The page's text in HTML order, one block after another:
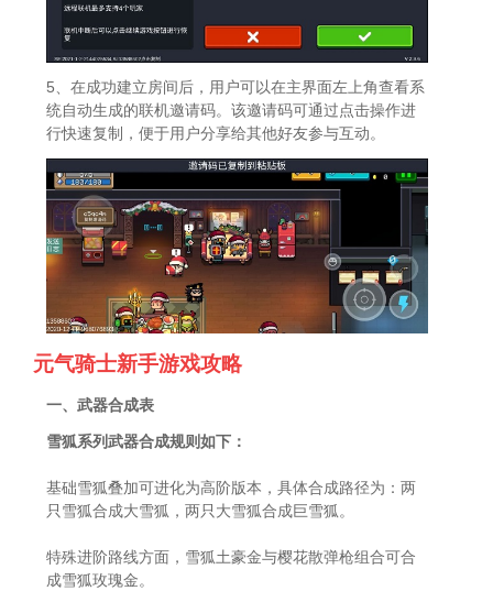
5、在成功建立房间后，用户可以在主界面左上角查看系
统自动生成的联机邀请码。该邀请码可通过点击操作进
行快速复制，便于用户分享给其他好友参与互动。
元气骑士新手游戏攻略
一、武器合成表
雪狐系列武器合成规则如下：
基础雪狐叠加可进化为高阶版本，具体合成路径为：两
只雪狐合成大雪狐，两只大雪狐合成巨雪狐。
特殊进阶路线方面，雪狐土豪金与樱花散弹枪组合可合
成雪狐玫瑰金。